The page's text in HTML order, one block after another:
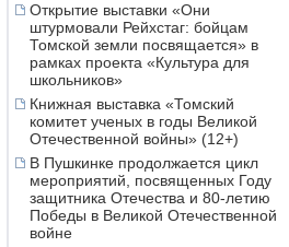
Открытие выставки «Они
штурмовали Рейхстаг: бойцам
Томской земли посвящается» в
рамках проекта «Культура для
школьников»
Книжная выставка «Томский
комитет ученых в годы Великой
Отечественной войны» (12+)
В Пушкинке продолжается цикл
мероприятий, посвященных Году
защитника Отечества и 80-летию
Победы в Великой Отечественной
войне